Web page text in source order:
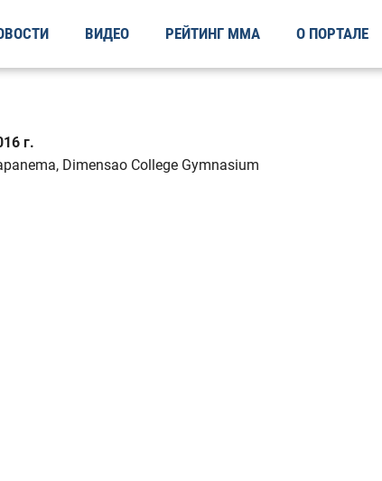
ВИДЕО РЕЙТИНГ ММА О ПОРТАЛЕ
г.
Dimensao College Gymnasium